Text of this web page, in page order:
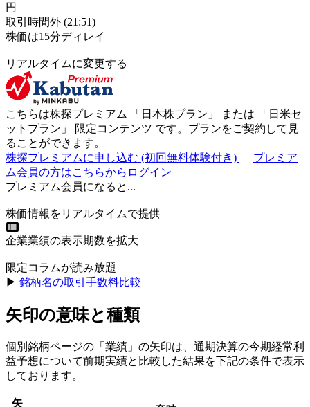
円
取引時間外 (21:51)
株価は15分ディレイ
リアルタイムに変更する
こちらは株探プレミアム 「 日本株プラン 」 または 「 日米セ
ットプラン 」 限定コンテンツ です。プランをご契約して見
ることができます。
株探プレミアムに申し込む (初回無料体験付き)
プレミア
ム会員の方はこちらからログイン
プレミアム会員になると...
株価情報をリアルタイムで提供
企業業績の表示期数を拡大
限定コラムが読み放題
▶︎ 銘柄名の取引手数料比較
矢印の意味と種類
個別銘柄ページの「業績」の矢印は、通期決算の今期経常利
益予想について前期実績と比較した結果を下記の条件で表示
しております。
矢